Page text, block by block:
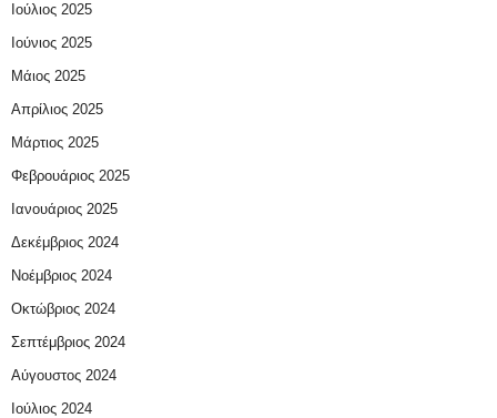
Ιούλιος 2025
Ιούνιος 2025
Μάιος 2025
Απρίλιος 2025
Μάρτιος 2025
Φεβρουάριος 2025
Ιανουάριος 2025
Δεκέμβριος 2024
Νοέμβριος 2024
Οκτώβριος 2024
Σεπτέμβριος 2024
Αύγουστος 2024
Ιούλιος 2024